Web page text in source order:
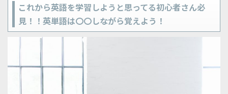
これから英語を学習しようと思ってる初心者さん必
見！！英単語は〇〇しながら覚えよう！